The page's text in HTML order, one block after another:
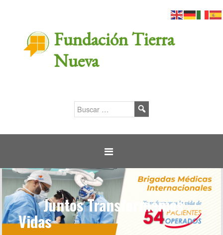
Fundación Tierra
Nueva
Juntos Transformamos
Vidas